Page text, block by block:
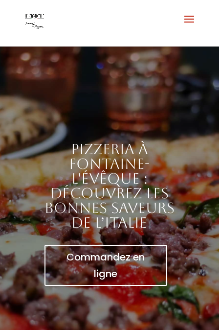
Pizzeria à
Fontaine-
l'Évêque :
découvrez les
bonnes saveurs
de l’Italie
Commandez en
ligne